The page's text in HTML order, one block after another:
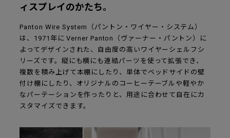
ィスプレイのかたち。
Panton Wire System（パントン・ワイヤー・システム）
は、1971年に Verner Panton（ヴァーナー・パントン）に
よってデザインされた、自由度の高いワイヤーシェルフシ
リーズです。縦にも横にも連結パーツを使って拡張でき、
複数を積み上げて本棚にしたり、単体でベッドサイドの壁
付け棚にしたり、オリジナルのコーヒーテーブルや軽やか
なパーテーションを作ったりと、用途に合わせて自在にカ
スタマイズできます。